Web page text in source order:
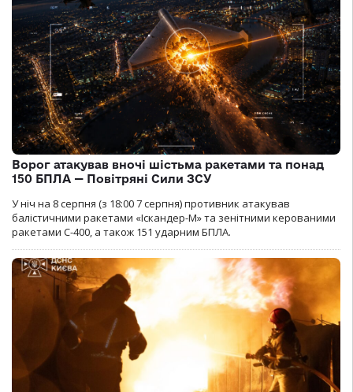
Ворог атакував вночі шістьма ракетами та понад
150 БПЛА — Повітряні Сили ЗСУ
У ніч на 8 серпня (з 18:00 7 серпня) противник атакував
балістичними ракетами «Іскандер-М» та зенітними керованими
ракетами С-400, а також 151 ударним БПЛА.